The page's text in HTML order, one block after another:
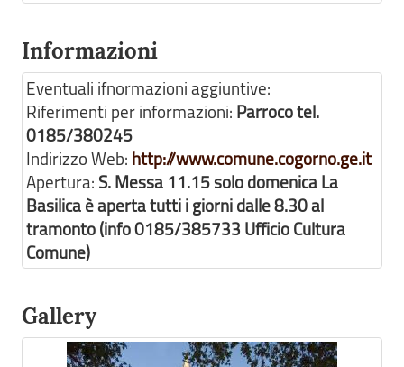
Informazioni
Eventuali ifnormazioni aggiuntive:
Riferimenti per informazioni: Parroco tel.
0185/380245
Indirizzo Web: http://www.comune.cogorno.ge.it
Apertura: S. Messa 11.15 solo domenica La
Basilica è aperta tutti i giorni dalle 8.30 al
tramonto (info 0185/385733 Ufficio Cultura
Comune)
Gallery